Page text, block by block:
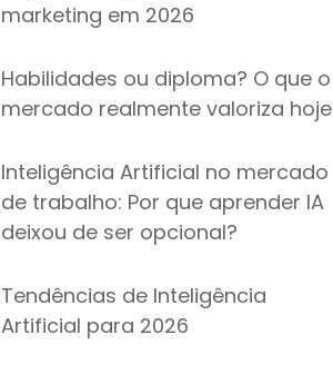
marketing em 2026
Habilidades ou diploma? O que o
mercado realmente valoriza hoje
Inteligência Artificial no mercado
de trabalho: Por que aprender IA
deixou de ser opcional?
Tendências de Inteligência
Artificial para 2026